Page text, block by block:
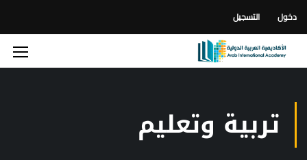
دخول التسجيل
تربية وتعليم